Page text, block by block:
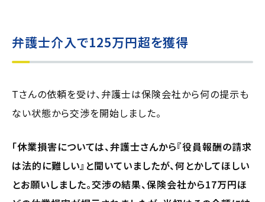
弁護士介入で125万円超を獲得
Tさんの依頼を受け、弁護士は保険会社から何の提示も
ない状態から交渉を開始しました。
「休業損害については、弁護士さんから『役員報酬の請求
は法的に難しい』と聞いていましたが、何とかしてほしい
とお願いしました。交渉の結果、保険会社から17万円ほ